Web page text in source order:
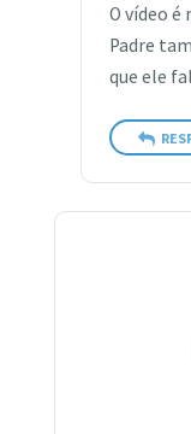
O vídeo é
Padre
que ele